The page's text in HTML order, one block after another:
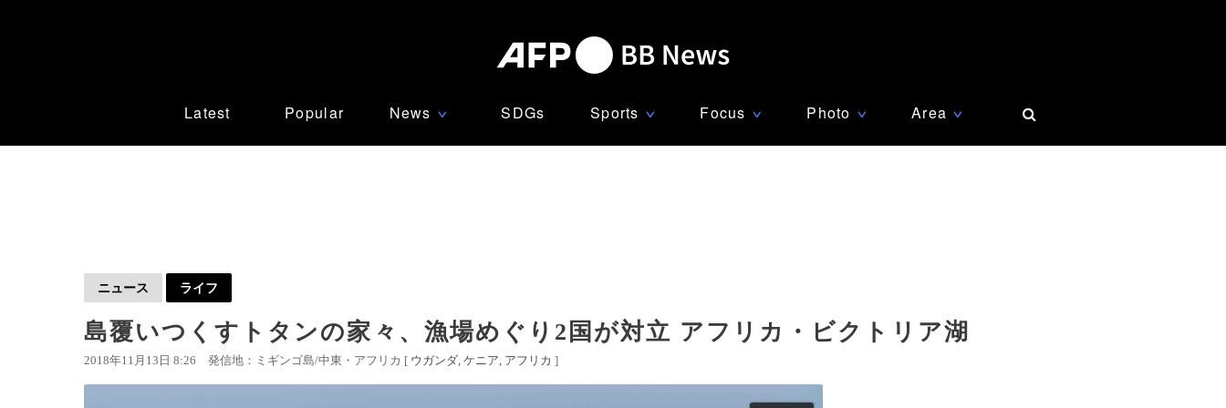
Latest Popular News ∨ SDGs Sports ∨ Focus ∨ Photo ∨ Area ∨
ニュース ライフ
島覆いつくすトタンの家々、漁場めぐり2国が対立 アフリカ・ビクトリア湖
2018年11月13日 8:26 発信地：ミギンゴ島/中東・アフリカ [ ウガンダ ケニア アフリカ ]